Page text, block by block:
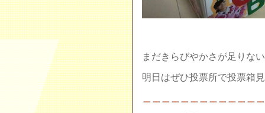
まだきらびやかさが足りな
明日はぜひ投票所で投票箱